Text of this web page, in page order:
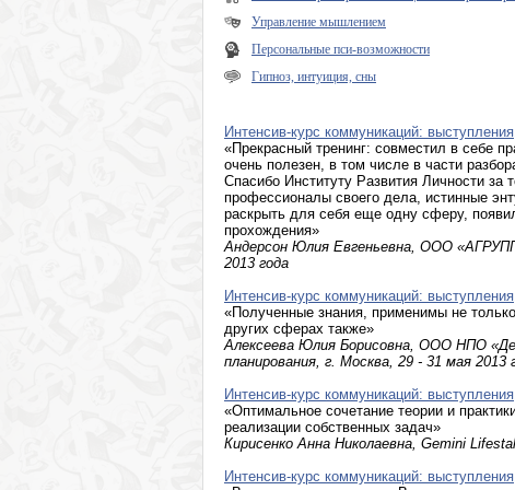
Управление мышлением
Персональные пси-возможности
Гипноз, интуиция, сны
Интенсив-курс коммуникаций:
«Прекрасный тренинг: совместил в себе
очень полезен, в том числе в части
Спасибо Институту Развития Личности за
профессионалы своего дела, истинные
раскрыть для себя еще одну сферу,
прохождения»
Андерсон Юлия Евгеньевна, ООО
2013 года
Интенсив-курс коммуникаций:
«Полученные знания, применимы не
других сферах также»
Алексеева Юлия Борисовна, ООО НПО
планирования, г. Москва, 29 - 31 мая 2013
Интенсив-курс коммуникаций:
«Оптимальное сочетание теории и
реализации собственных задач»
Кирисенко Анна Николаевна, Gemini
Интенсив-курс коммуникаций: